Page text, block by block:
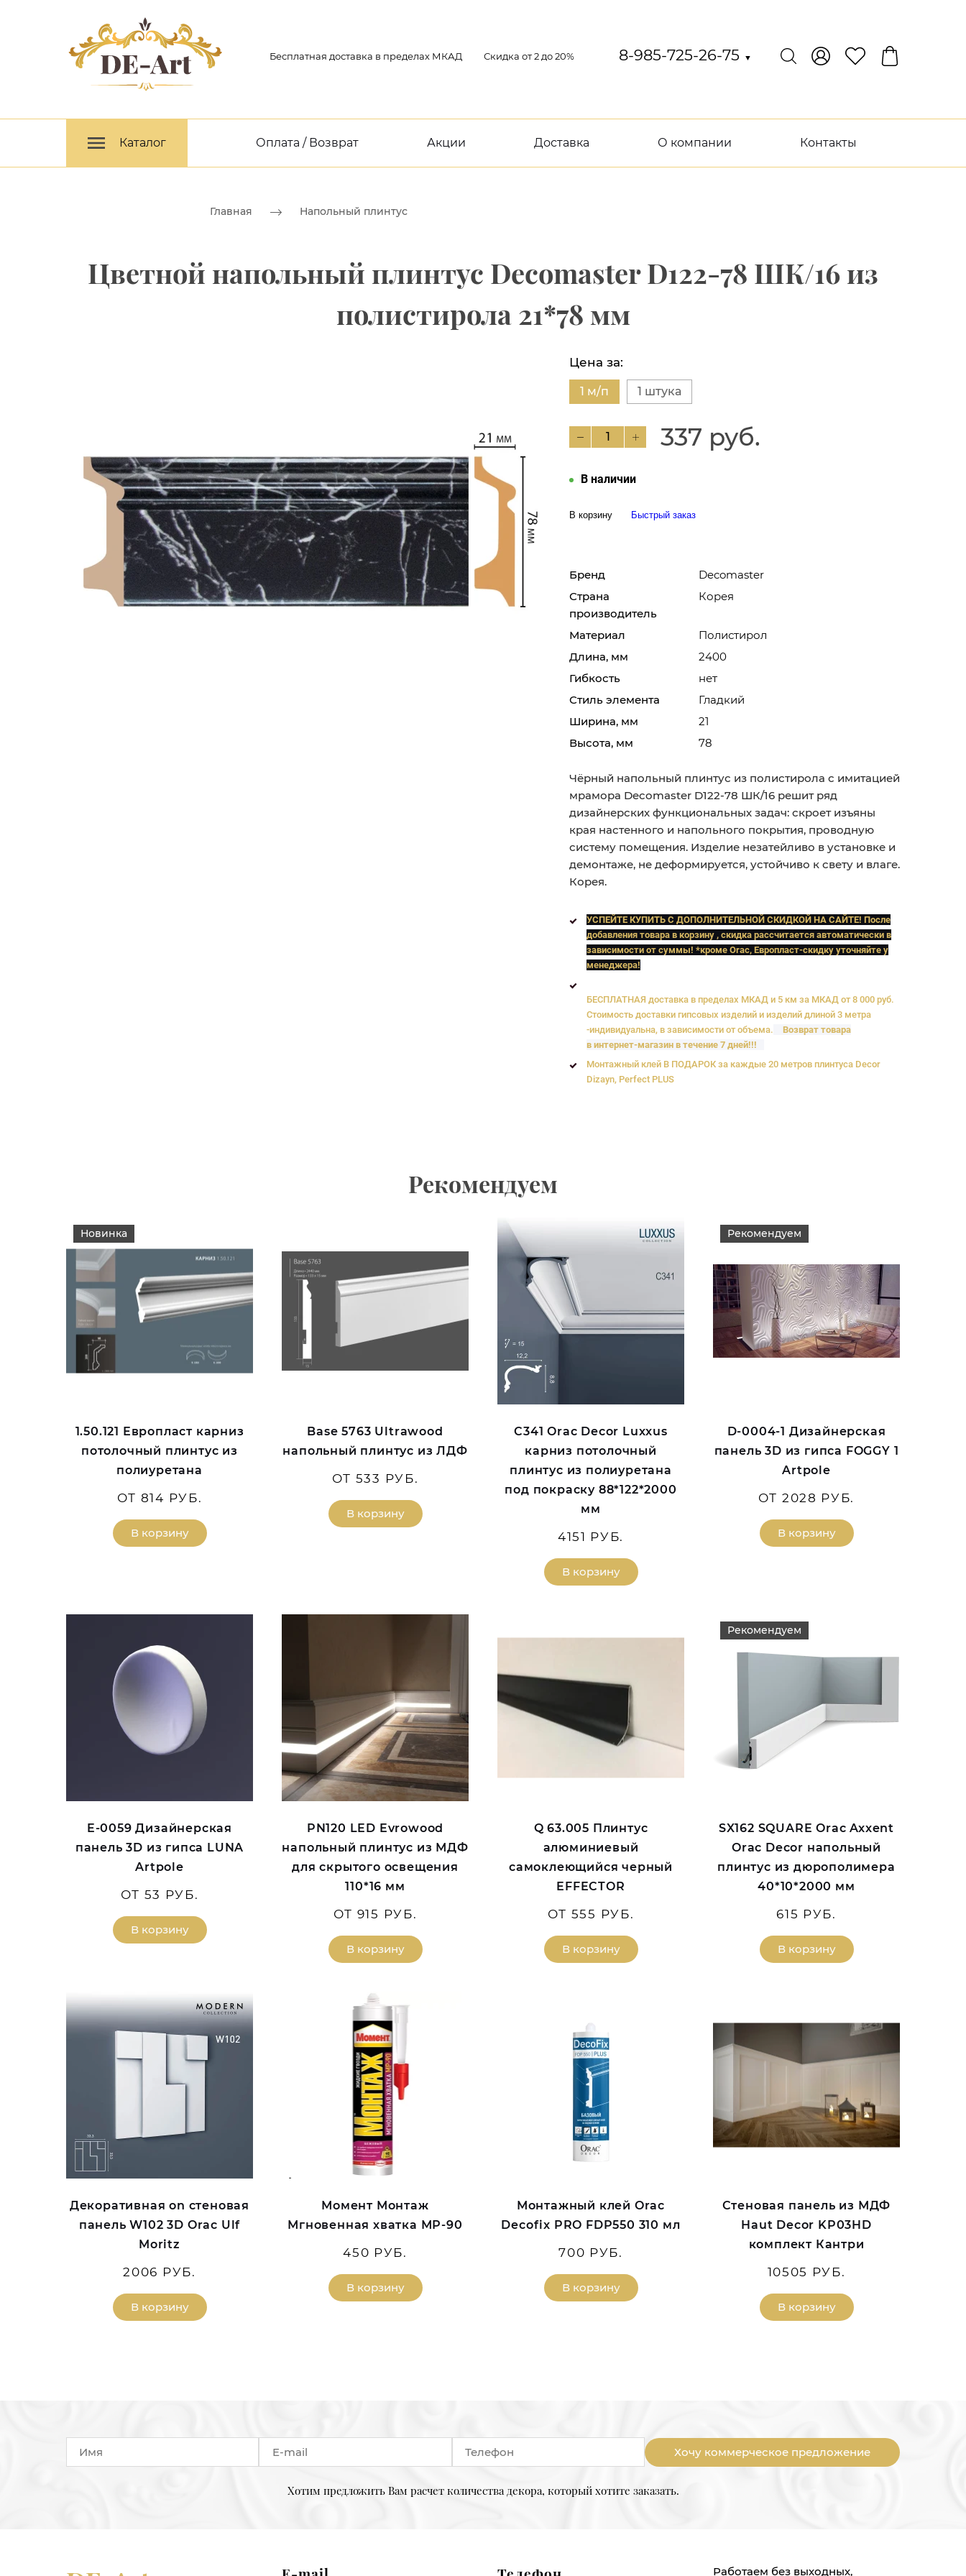
Бесплатная доставка в пределах МКАД Скидка от 2 до 20% 8-985-725-26-75 ▼
Каталог Оплата / Возврат Акции Доставка О компании Контакты
Главная Напольный плинтус
Цветной напольный плинтус Decomaster D122-78 ШК/16 из
полистирола 21*78 мм
Цена за:
1 м/п 1 штука
337 руб.
В наличии
В корзину Быстрый заказ
Бренд
Decomaster
Страна
производитель
Корея
Материал
Полистирол
Длина, мм
2400
Гибкость
нет
Стиль элемента
Гладкий
Ширина, мм
21
Высота, мм
78
Чёрный напольный плинтус из полистирола с имитацией
мрамора Decomaster D122-78 ШК/16 решит ряд
дизайнерских функциональных задач: скроет изъяны
края настенного и напольного покрытия, проводную
систему помещения. Изделие незатейливо в установке и
демонтаже, не деформируется, устойчиво к свету и влаге.
Корея.
УСПЕЙТЕ КУПИТЬ C ДОПОЛНИТЕЛЬНОЙ СКИДКОЙ НА САЙТЕ! После
добавления товара в корзину , скидка рассчитается автоматически в
зависимости от суммы! *кроме Orac, Европласт-скидку уточняйте у
менеджера!
БЕСПЛАТНАЯ доставка в пределах МКАД и 5 км за МКАД от 8 000 руб.
Стоимость доставки гипсовых изделий и изделий длиной 3 метра
-индивидуальна, в зависимости от объема.
Возврат товара
в интернет-магазин в течение 7 дней!!!
Монтажный клей В ПОДАРОК за каждые 20 метров плинтуса Decor
Dizayn, Perfect PLUS
Рекомендуем
Новинка
1.50.121 Европласт карниз
потолочный плинтус из
полиуретана
ОТ 814 РУБ.
В корзину
Base 5763 Ultrawood
напольный плинтус из ЛДФ
ОТ 533 РУБ.
В корзину
C341 Orac Decor Luxxus
карниз потолочный
плинтус из полиуретана
под покраску 88*122*2000
мм
4151 РУБ.
В корзину
Рекомендуем
D-0004-1 Дизайнерская
панель 3D из гипса FOGGY 1
Artpole
ОТ 2028 РУБ.
В корзину
E-0059 Дизайнерская
панель 3D из гипса LUNA
Artpole
ОТ 53 РУБ.
В корзину
PN120 LED Evrowood
напольный плинтус из МДФ
для скрытого освещения
110*16 мм
ОТ 915 РУБ.
В корзину
Q 63.005 Плинтус
алюминиевый
самоклеющийся черный
EFFECTOR
ОТ 555 РУБ.
В корзину
Рекомендуем
SX162 SQUARE Orac Axxent
Orac Decor напольный
плинтус из дюрополимера
40*10*2000 мм
615 РУБ.
В корзину
Декоративная on стеновая
панель W102 3D Orac Ulf
Moritz
2006 РУБ.
В корзину
Момент Монтаж
Мгновенная хватка МР-90
450 РУБ.
В корзину
Монтажный клей Orac
Decofix PRO FDP550 310 мл
700 РУБ.
В корзину
Стеновая панель из МДФ
Haut Decor KP03HD
комплект Кантри
10505 РУБ.
В корзину
Хочу коммерческое предложение
Хотим предложить Вам расчет количества декора, который хотите заказать.
Работаем без выходных,